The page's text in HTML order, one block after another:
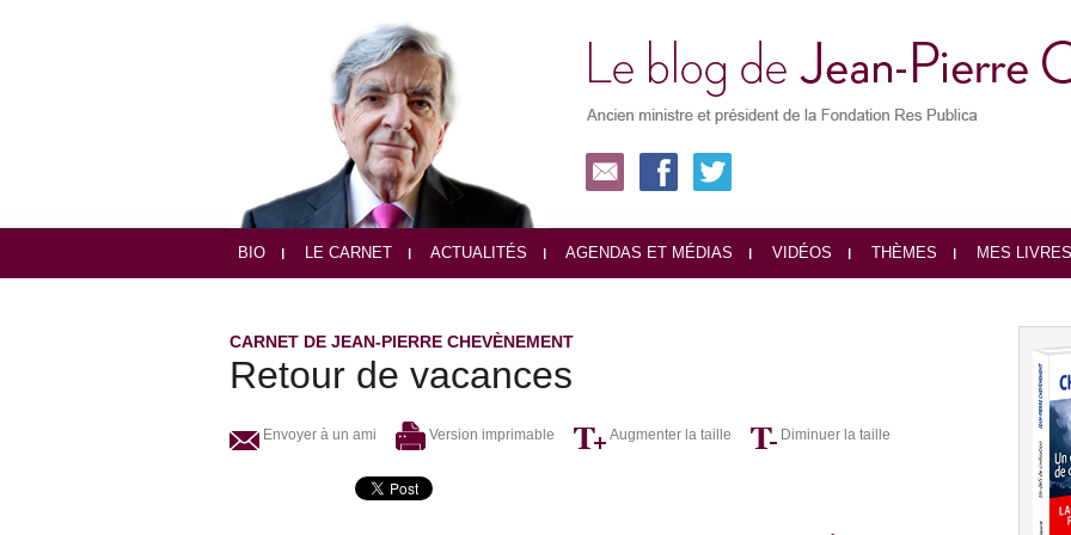
BIO LE CARNET ACTUALITÉS AGENDAS ET MÉDIAS VIDÉOS THÈMES MES LIVRES
CARNET DE JEAN-PIERRE CHEVÈNEMENT
Retour de vacances
Envoyer à un ami Version imprimable Augmenter la taille Diminuer la taille